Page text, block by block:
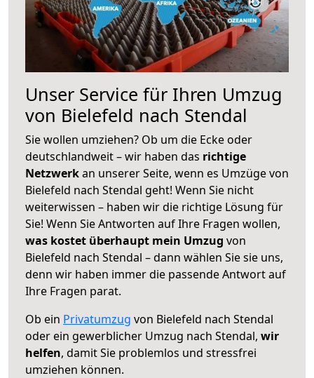
Unser Service für Ihren Umzug
von Bielefeld nach Stendal
Sie wollen umziehen? Ob um die Ecke oder
deutschlandweit – wir haben das richtige
Netzwerkan unserer Seite, wenn es Umzüge von
Bielefeld nach Stendal geht! Wenn Sie nicht
weiterwissen – haben wir die richtige Lösung für
Sie! Wenn Sie Antworten auf Ihre Fragen wollen,
was kostet überhaupt mein Umzug von
Bielefeld nach Stendal – dann wählen Sie sie uns,
denn wir haben immer die passende Antwort auf
Ihre Fragen parat.
Ob ein Privatumzug von Bielefeld nach Stendal
oder ein gewerblicher Umzug nach Stendal, wir
helfen, damit Sie problemlos und stressfrei
umziehen können.